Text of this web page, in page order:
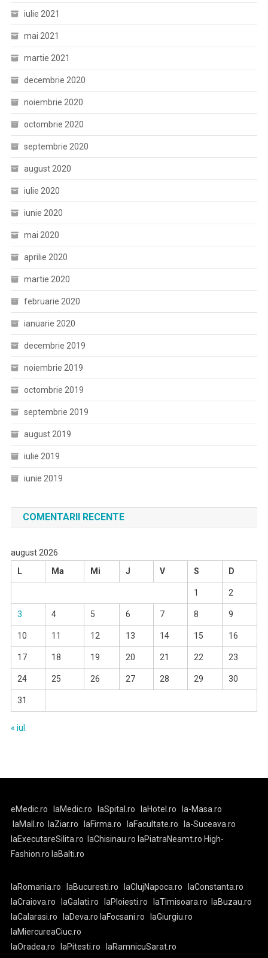
iulie 2021
mai 2021
martie 2021
decembrie 2020
noiembrie 2020
octombrie 2020
septembrie 2020
august 2020
iulie 2020
iunie 2020
mai 2020
aprilie 2020
martie 2020
februarie 2020
ianuarie 2020
decembrie 2019
noiembrie 2019
octombrie 2019
septembrie 2019
august 2019
iulie 2019
iunie 2019
COMENTARII RECENTE
august 2026
L
Ma Mi J V S D
1 2
3 4 5 6 7 8 9
10 11 12 13 14 15 16
17 18 19 20 21 22 23
24 25 26 27 28 29 30
31
« iul.
eMedic.ro laMedic.ro laSpital.ro laHotel.ro
la-Masa.ro
laMall.ro
laZiar.ro laFirma.ro laFacultate.ro
la-Suceava.ro
laExecutareSilita.ro
laChisinau.ro laPiatraNeamt.ro High-
Fashion.ro laBalti.ro
laRomania.ro laBucuresti.ro laClujNapoca.ro
laConstanta.ro
laCraiova.ro
laGalati.ro laPloiesti.ro laTimisoara.ro
laBuzau.ro
laCalarasi.ro
laDeva.ro laFocsani.ro
laGiurgiu.ro
laMiercureaCiuc.ro
laOradea.ro
laPitesti.ro
laRamnicuSarat.ro